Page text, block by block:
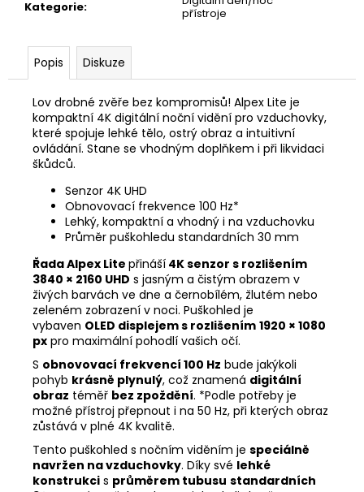
Kategorie:
přístroje
Popis Diskuze
Lov drobné zvěře bez kompromisů! Alpex Lite je
kompaktní 4K digitální noční vidění pro vzduchovky,
které spojuje lehké tělo, ostrý obraz a intuitivní
ovládání. Stane se vhodným doplňkem i při likvidaci
škůdců.
Senzor 4K UHD
Obnovovací frekvence 100 Hz*
Lehký, kompaktní a vhodný i na vzduchovku
Průměr puškohledu standardních 30 mm
Řada Alpex Lite přináší 4K senzor s rozlišením
3840 × 2160 UHD s jasným a čistým obrazem v
živých barvách ve dne a černobílém, žlutém nebo
zeleném zobrazení v noci. Puškohled je
vybaven OLED displejem s rozlišením 1920 × 1080
px pro maximální pohodlí vašich očí.
S obnovovací frekvencí 100 Hz bude jakýkoli
pohyb krásně plynulý, což znamená digitální
obraz téměř bez zpoždění. *Podle potřeby je
možné přístroj přepnout i na 50 Hz, při kterých obraz
zůstává v plné 4K kvalitě.
Tento puškohled s nočním viděním je speciálně
navržen na vzduchovky. Díky své lehké
konstrukci s průměrem tubusu standardních